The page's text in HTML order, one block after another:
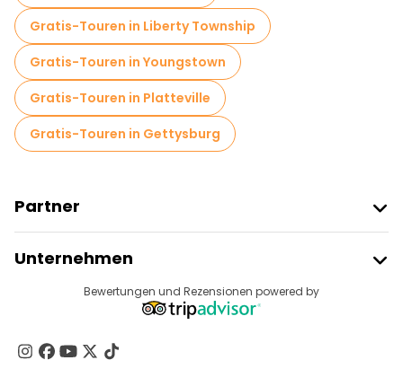
Gratis-Touren in Liberty Township
Gratis-Touren in Youngstown
Gratis-Touren in Platteville
Gratis-Touren in Gettysburg
Partner
Anbieter-Anmeldung
Affiliate-Programm
Unternehmen
Reiseziele
Kontakt
Bewertungen und Rezensionen powered by